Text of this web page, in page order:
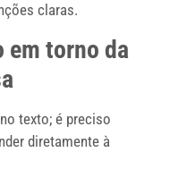
claras.
em torno da
texto; é preciso
diretamente à